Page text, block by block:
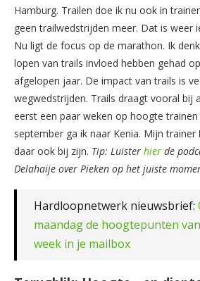
Hamburg. Trailen doe ik nu ook in
geen trailwedstrijden meer. Dat is weer
Nu ligt de focus op de marathon. Ik
lopen van trails invloed hebben gehad
afgelopen jaar. De impact van trails is
wegwedstrijden. Trails draagt vooral bij
eerst een paar weken op hoogte
september ga ik naar Kenia. Mijn trainer
daar ook bij zijn. Tip: Luister hier de
Delahaije over Pieken op het juiste
Hardloopnetwerk nieuwsbrief:
maandag de hoogtepunten
week in je mailbox